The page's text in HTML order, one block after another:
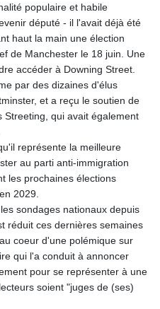
387.05831
208.222897
18.925383
3.411323
0.698834
7.342475
10.751835
20.043627
4910.290079
61.505179
2425.340128
4157.025473
MOP 9.319937
46.258492
54.264829
MVR 17.849421
2000.294776
19.917441
4.722435
populaire et habile
député - il l'avait déjà été
haut la main une élection
de Manchester le 18 juin. Une
accéder à Downing Street.
par des dizaines d'élus
et a reçu le soutien de
Streeting, qui avait également
représente la meilleure
au parti anti-immigration
les prochaines élections
2029.
sondages nationaux depuis
réduit ces dernières semaines
coeur d'une polémique sur
qui l'a conduit à annoncer
pour se représenter à une
soient "juges de (ses)